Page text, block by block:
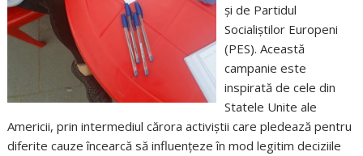
și de Partidul
Socialiștilor Europeni
(PES). Această
campanie este
inspirată de cele din
Statele Unite ale
Americii, prin intermediul cărora activiștii care pledează pentru
diferite cauze încearcă să influențeze în mod legitim deciziile